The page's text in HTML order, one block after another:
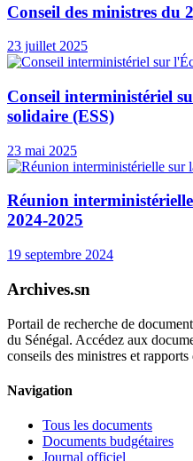
Conseil des ministres du
23 juillet 2025
Conseil interministériel
solidaire (ESS)
23 mai 2025
Réunion
2024-2025
19 septembre 2024
Archives.sn
Portail de recherche de
du Sénégal. Accédez aux
conseils des ministres et rapports
Navigation
Tous les documents
Documents budgétaires
Journal officiel